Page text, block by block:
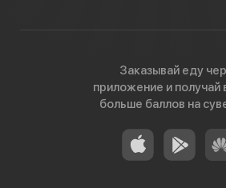
Заказывай еду
приложение и получай
больше баллов на